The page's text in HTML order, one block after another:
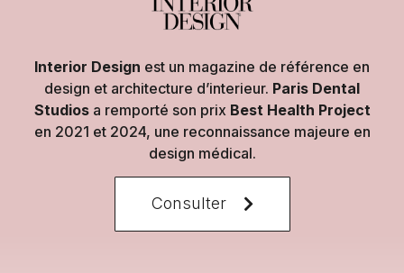
Interior Design est un magazine de référence en
design et architecture d’interieur. Paris Dental
Studiosa remporté son prix Best Health Project
en 2021 et 2024, une reconnaissance majeure en
design médical.
Consulter